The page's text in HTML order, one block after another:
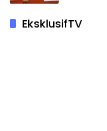
EksklusifTV